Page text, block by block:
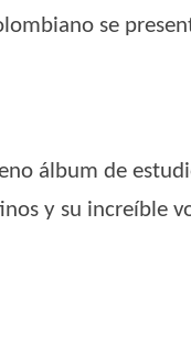
se
álbum de
y su increíble